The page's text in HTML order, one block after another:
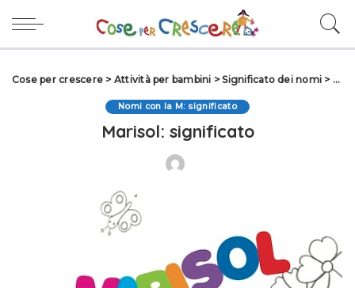
Cose per crescere > Attività per bambini >Significato dei nomi >
Nomi con la M: significato
Marisol: significato